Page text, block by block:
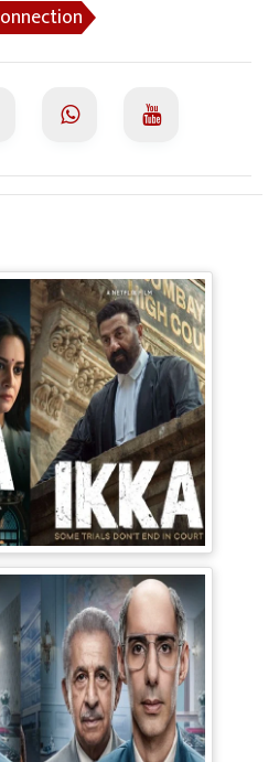
90s के दौर में फंसी
Courtroom Drama
तरह बेअसर